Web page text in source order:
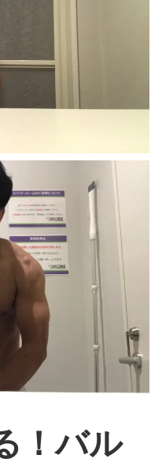
！バル